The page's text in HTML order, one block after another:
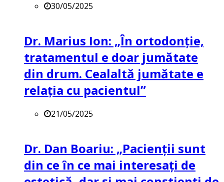
30/05/2025
Dr. Marius Ion: „În ortodonție,
tratamentul e doar jumătate
din drum. Cealaltă jumătate e
relația cu pacientul”
21/05/2025
Dr. Dan Boariu: „Pacienții sunt
din ce în ce mai interesați de